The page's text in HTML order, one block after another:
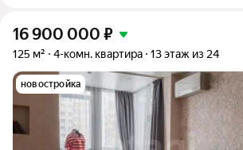
16 900 000 ₽
125 м² 4-комн. квартира 13 этаж из 24
новостройка